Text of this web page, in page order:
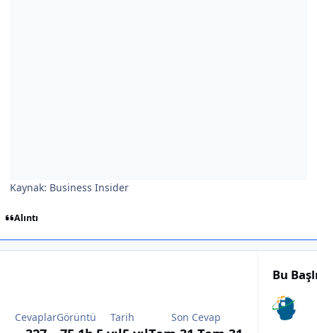
Kaynak: Business Insider
Alıntı
CevaplarGörüntü Tarih Son Cevap
Bu